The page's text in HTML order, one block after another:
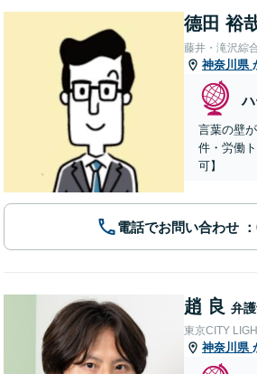
德田 裕
藤井・滝沢綜
神奈川県
言葉の壁
件・労働
可】
電話でお問い合わせ
趙 良 弁
東京CITY
神奈川県